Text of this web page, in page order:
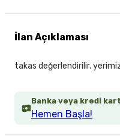
Banka veya kredi
Hemen Başla!
İlan Açıklaması
takas değerlendirilir.